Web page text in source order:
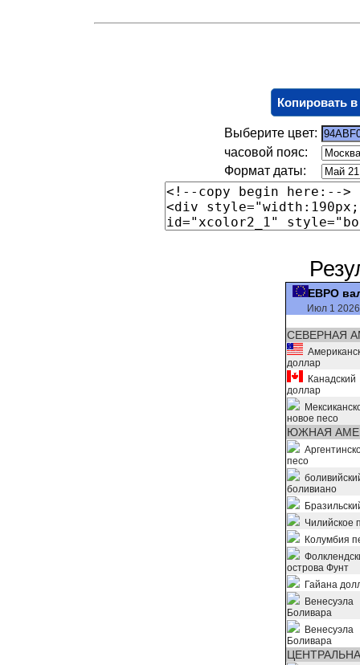
Копировать
Выберите цвет:
часовой пояс:
Формат даты:
ЕВРО
Июл 1
СЕВЕРНАЯ
доллар
Канадский
доллар
новое песо
ЮЖНАЯ
песо
боливиано
Чилийское
Колумбия
острова Фунт
Гайана
Венесуэла
Боливара
Венесуэла
Боливара